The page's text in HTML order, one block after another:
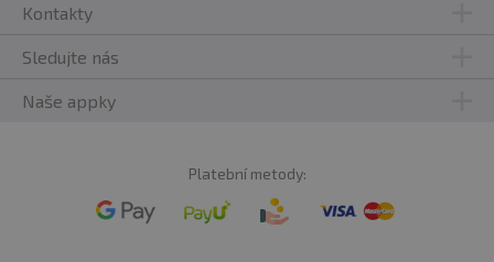
Kontakty
Sledujte nás
Naše appky
Platební metody: